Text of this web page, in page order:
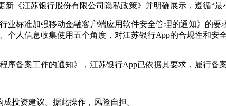
《江苏银行股份有限公司隐私政策》并明确展示，遵循“
业标准加强移动金融客户端应用软件安全管理的通知》的
个人信息收集使用五个角度，对江苏银行App的合规性和
序备案工作的通知》，江苏银行App已依据其要求，履行备
投资建议。据此操作，风险自担。